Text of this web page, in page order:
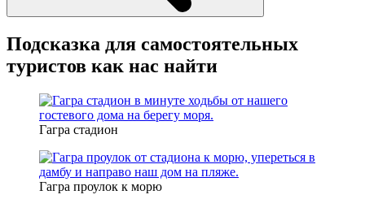
Подсказка для самостоятельных
туристов как нас найти
Гагра стадион
Гагра проулок к морю